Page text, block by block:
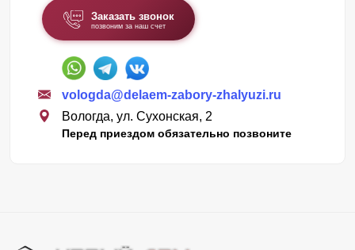
Заказать звонок
позвоним за наш счет
vologda@delaem-zabory-zhalyuzi.ru
Вологда, ул. Сухонская, 2
Перед приездом обязательно позвоните